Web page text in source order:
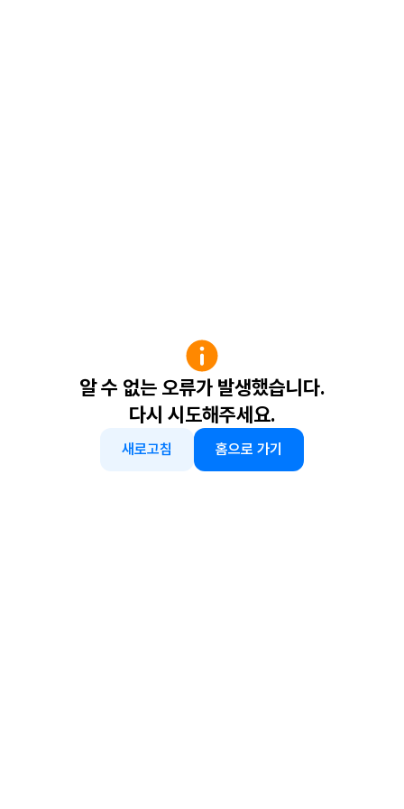
알 수 없는 오류가 발생했습니다.
다시 시도해주세요.
새로고침 홈으로 가기